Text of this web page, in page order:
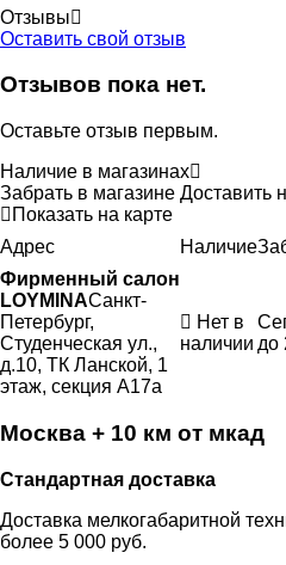
Отзывы
Оставить свой отзыв
Отзывов пока нет.
Оставьте отзыв первым.
Наличие в магазинах
Забрать в магазине Доставить
Показать на карте
Адрес
Наличие
Фирменный салон
LOYMINAСанкт-
Петербург,
Студенческая ул.,
д.10, ТК Ланской, 1
этаж, секция А17а
Нет в
наличии до
Москва + 10 км от мкад
Стандартная доставка
Доставка мелкогабаритной
более 5 000 руб.